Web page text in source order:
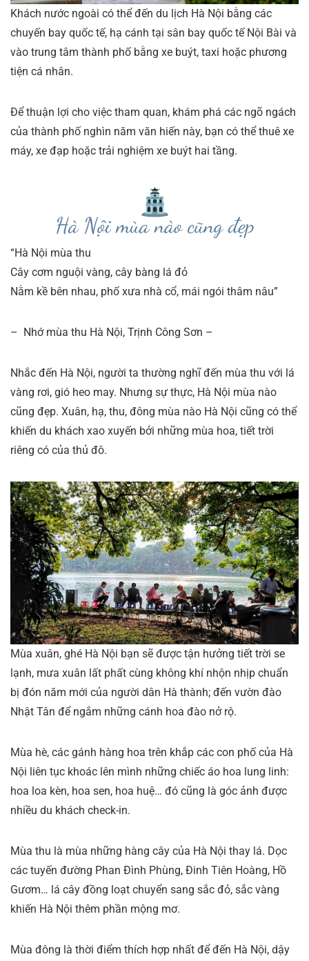
Khách nước ngoài có thể đến du lịch Hà Nội bằng các
chuyến bay quốc tế, hạ cánh tại sân bay quốc tế Nội Bài và
vào trung tâm thành phố bằng xe buýt, taxi hoặc phương
tiện cá nhân.
Để thuận lợi cho việc tham quan, khám phá các ngõ ngách
của thành phố nghìn năm văn hiến này, bạn có thể thuê xe
máy, xe đạp hoặc trải nghiệm xe buýt hai tầng.
“Hà Nội mùa thu
Cây cơm nguội vàng, cây bàng lá đỏ
Nằm kề bên nhau, phố xưa nhà cổ, mái ngói thâm nâu”
– Nhớ mùa thu Hà Nội, Trịnh Công Sơn –
Nhắc đến Hà Nội, người ta thường nghĩ đến mùa thu với lá
vàng rơi, gió heo may. Nhưng sự thực, Hà Nội mùa nào
cũng đẹp. Xuân, hạ, thu, đông mùa nào Hà Nội cũng có thể
khiến du khách xao xuyến bởi những mùa hoa, tiết trời
riêng có của thủ đô.
Mùa xuân, ghé Hà Nội bạn sẽ được tận hưởng tiết trời se
lạnh, mưa xuân lất phất cùng không khí nhộn nhịp chuẩn
bị đón năm mới của người dân Hà thành; đến vườn đào
Nhật Tân để ngắm những cánh hoa đào nở rộ.
Mùa hè, các gánh hàng hoa trên khắp các con phố của Hà
Nội liên tục khoác lên mình những chiếc áo hoa lung linh:
hoa loa kèn, hoa sen, hoa huệ… đó cũng là góc ảnh được
nhiều du khách check-in.
Mùa thu là mùa những hàng cây của Hà Nội thay lá. Dọc
các tuyến đường Phan Đình Phùng, Đinh Tiên Hoàng, Hồ
Gươm… lá cây đồng loạt chuyển sang sắc đỏ, sắc vàng
khiến Hà Nội thêm phần mộng mơ.
Mùa đông là thời điểm thích hợp nhất để đến Hà Nội, dậy